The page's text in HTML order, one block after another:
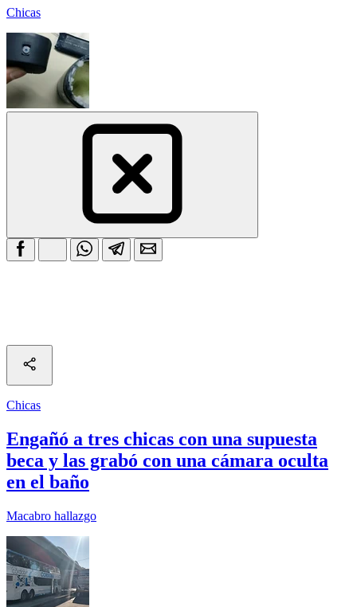
Chicas
Chicas
Engañó a tres chicas con una supuesta
beca y las grabó con una cámara oculta
en el baño
Macabro hallazgo